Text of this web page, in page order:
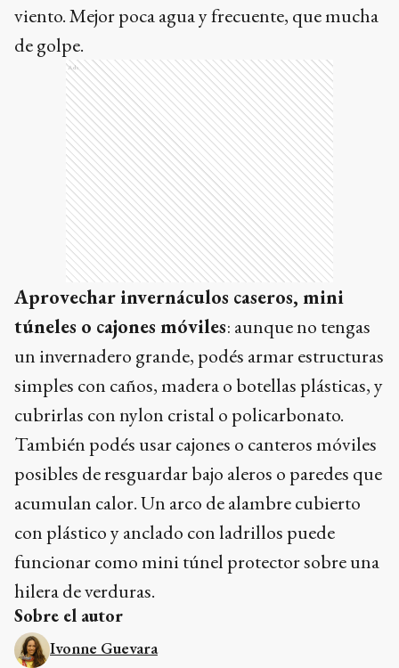
viento. Mejor poca agua y frecuente, que mucha
de golpe.
Ads
Aprovechar invernáculos caseros, mini
túneles o cajones móviles: aunque no tengas
un invernadero grande, podés armar estructuras
simples con caños, madera o botellas plásticas, y
cubrirlas con nylon cristal o policarbonato.
También podés usar cajones o canteros móviles
posibles de resguardar bajo aleros o paredes que
acumulan calor. Un arco de alambre cubierto
con plástico y anclado con ladrillos puede
funcionar como mini túnel protector sobre una
hilera de verduras.
Sobre el autor
Ivonne Guevara